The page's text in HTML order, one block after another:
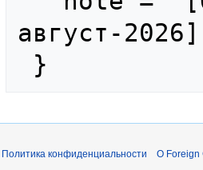
август-
Политика конфиденциальности О Foreign